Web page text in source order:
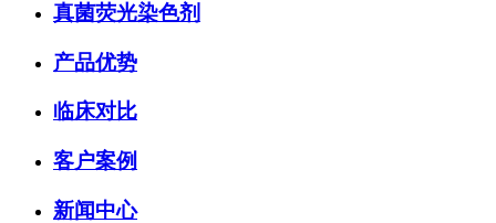
真菌荧光染色剂
产品优势
临床对比
客户案例
新闻中心